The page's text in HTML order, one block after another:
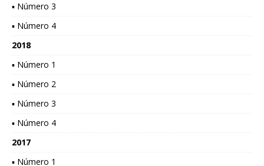
▪ Número 3
▪ Número 4
2018
▪ Número 1
▪ Número 2
▪ Número 3
▪ Número 4
2017
▪ Número 1